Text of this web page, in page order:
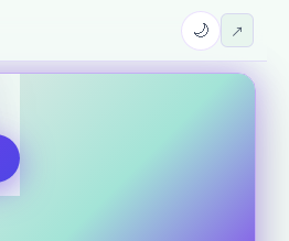
🌙 ↗